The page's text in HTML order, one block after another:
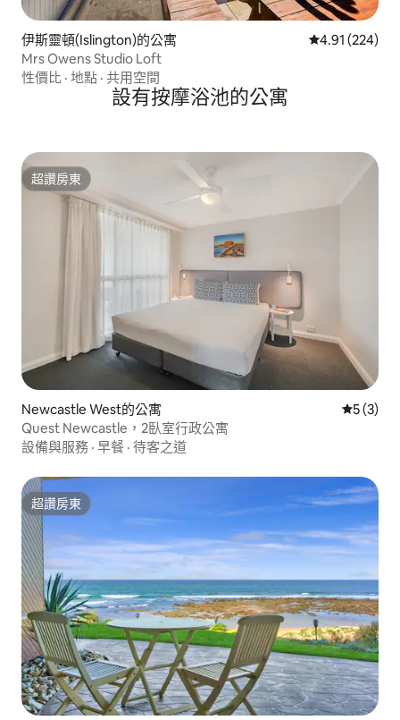
伊斯靈頓(Islington)的公寓 從 224 則評價
4.91 (224)
Mrs Owens Studio Loft
性價比 · 地點 · 共用空間
設有按摩浴池的公寓
超讚房東
超讚房東
Newcastle West的公寓 從 3 則評
5 (3)
Quest Newcastle，2臥室行政公寓
設備與服務 · 早餐 · 待客之道
超讚房東
超讚房東